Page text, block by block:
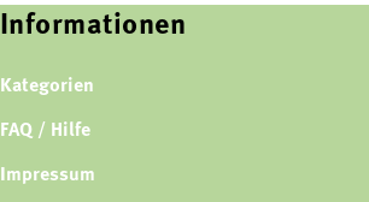
Informationen
Kategorien
FAQ / Hilfe
Impressum